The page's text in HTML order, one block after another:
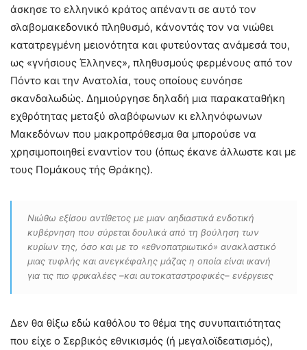
άσκησε το ελληνικό κράτος απέναντι σε αυτό τον
σλαβομακεδονικό πληθυσμό, κάνοντάς τον να νιώθει
κατατρεγμένη μειονότητα και φυτεύοντας ανάμεσά του,
ως «γνήσιους Έλληνες», πληθυσμούς φερμένους από τον
Πόντο και την Ανατολία, τους οποίους ευνόησε
σκανδαλωδώς. Δημιούργησε δηλαδή μια παρακαταθήκη
εχθρότητας μεταξύ σλαβόφωνων κι ελληνόφωνων
Μακεδόνων που μακροπρόθεσμα θα μπορούσε να
χρησιμοποιηθεί εναντίον του (όπως έκανε άλλωστε και με
τους Πομάκους τής Θράκης).
Νιώθω εξίσου αντίθετος με μιαν αηδιαστικά ενδοτική
κυβέρνηση που σύρεται δουλικά από τη βούληση των
κυρίων της, όσο και με το «εθνοπατριωτικό» ανακλαστικό
μιας τυφλής και ανεγκέφαλης μάζας η οποία είναι ικανή
για τις πιο φρικαλέες –και αυτοκαταστροφικές– ενέργειες
Δεν θα θίξω εδώ καθόλου το θέμα της συνυπαιτιότητας
που είχε ο Σερβικός εθνικισμός (ή μεγαλοϊδεατισμός),